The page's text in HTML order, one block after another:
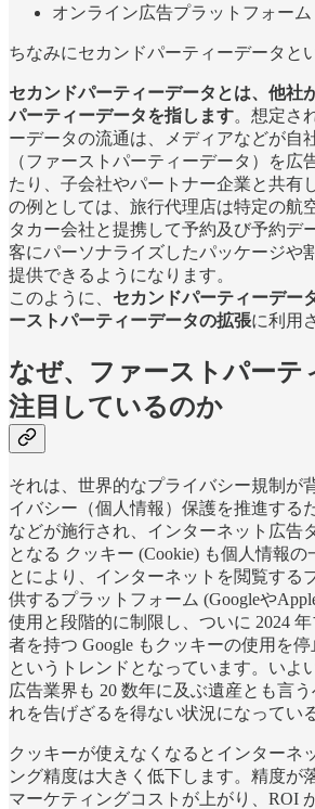
オンライン広告プラットフォーム
ちなみにセカンドパーティーデータと
セカンドパーティーデータとは、他社
パーティーデータを指します。想定さ
ーデータの流通は、メディアなどが自
（ファーストパーティーデータ）を広
たり、子会社やパートナー企業と共有
の例としては、旅行代理店は特定の航
タカー会社と提携して予約及び予約デ
客にパーソナライズしたパッケージや
提供できるようになります。
このように、 セカンドパーティーデー
ーストパーティーデータの拡張に利用
なぜ、ファーストパーテ
注目しているのか
それは、世界的なプライバシー規制が
イバシー（個人情報）保護を推進する
などが施行され、インターネット広告
となる クッキー (Cookie) も個人情報の
とにより、インターネットを閲覧する
供するプラットフォーム (Googleや
使用と段階的に制限し、ついに 2024
者を持つ Google もクッキーの使用を
というトレンドとなっています。いよ
広告業界も 20 数年に及ぶ遺産とも言
れを告げざるを得ない状況になってい
クッキーが使えなくなるとインターネ
ング精度は大きく低下します。精度が
マーケティングコストが上がり、ROI